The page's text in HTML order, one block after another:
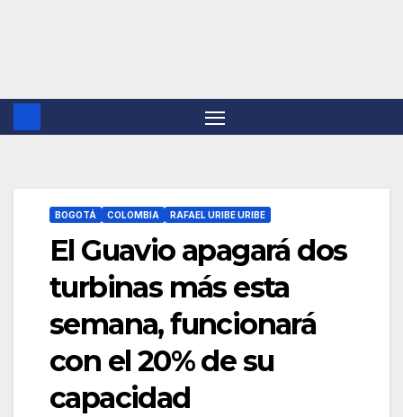
BOGOTÁ COLOMBIA RAFAEL URIBE URIBE
El Guavio apagará dos
turbinas más esta
semana, funcionará
con el 20% de su
capacidad